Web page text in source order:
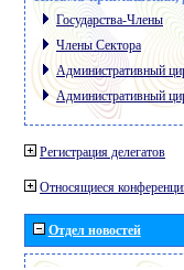
Государства-Члены
Члены Сектора
Административный
Административный
Регистрация делегатов
Относящиеся
Отдел новостей